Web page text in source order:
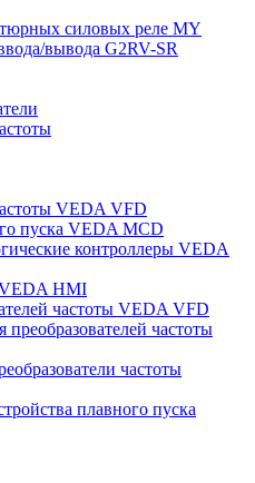
силовых реле MY
вывода G2RV-SR
VEDA VFD
пуска VEDA MCD
контроллеры VEDA
VEDA HMI
частоты VEDA VFD
частоты
частоты
плавного пуска